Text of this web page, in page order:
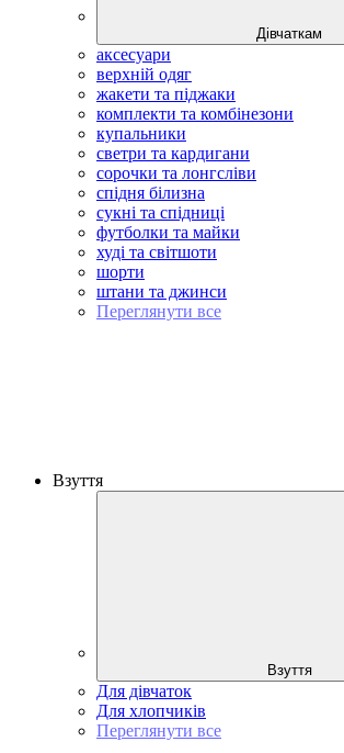
Дівчаткам
аксесуари
верхній одяг
жакети та піджаки
комплекти та комбінезони
купальники
светри та кардигани
сорочки та лонгсліви
спідня білизна
сукні та спідниці
футболки та майки
худі та світшоти
шорти
штани та джинси
Переглянути все
Взуття
Взуття
Для дівчаток
Для хлопчиків
Переглянути все